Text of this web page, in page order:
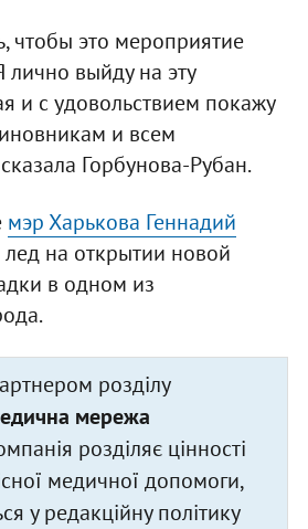
чтобы это мероприятие
выйду на эту
и с удовольствием покажу
и всем
Горбунова-Рубан.
мэр Харькова Геннадий
на открытии новой
в одном из
розділу
мережа
розділяє цінності
медичної допомоги,
у редакційну політику